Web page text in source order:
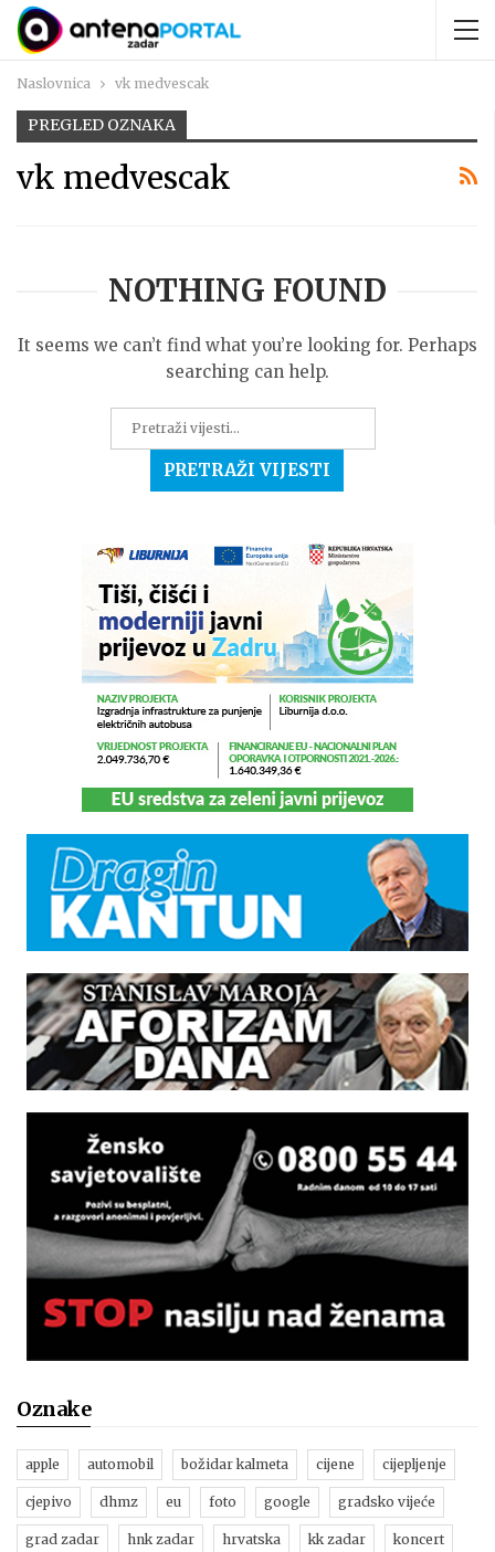
Naslovnica vk medvescak
PREGLED OZNAKA
vk medvescak
NOTHING FOUND
It seems we can’t find what you’re looking for. Perhaps
searching can help.
Oznake
apple automobil božidar kalmeta cijene cijepljenje
cjepivo dhmz eu foto google gradsko vijeće
grad zadar hnk zadar hrvatska kk zadar koncert